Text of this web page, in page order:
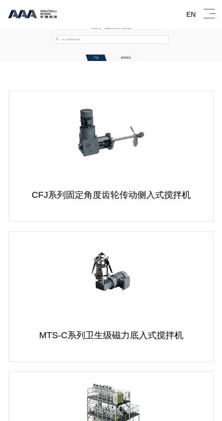
EN
产品 新闻资讯
CFJ系列固定角度齿轮传动侧入式搅拌机
MTS-C系列卫生级磁力底入式搅拌机